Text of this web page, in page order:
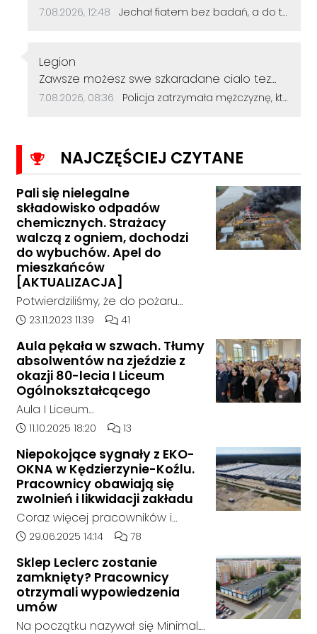
skończy. A on dalej będzie sobie jeździł.
Data dodania komentarza:
7.08.2026, 12:48 Źródło komentarza:
Jechał fiatem bez badań, a do tego miał sądowy zakaz. Wpadł, bo nie zapiął pasów bezpieczeństwa
Autor komentarza:
Legion
Treść komentarza:
Zawsze możesz swe szkaradane cialo tez
wykąpać jak dupe zal ściska!
Data dodania komentarza:
7.08.2026, 08:36 Źródło komentarza:
Policja zatrzymała mężczyznę, który dewastował koziołki siekierą! Odcięte elementy zakopał w ogródku
NAJCZĘŚCIEJ CZYTANE
Pali się nielegalne
składowisko odpadów
chemicznych. Strażacy
walczą z ogniem, dochodzi
do wybuchów. Apel do
mieszkańców
[AKTUALIZACJA]
Potwierdziliśmy, że do pożaru
doszło w hali, w której nielegalnie
chemiczne.
Data dodania artykułu:
23.11.2023 11:39 Liczba komentarzy artykułu:
41
Aula pękała w szwach. Tłumy
absolwentów na zjeździe z
okazji 80-lecia I Liceum
Ogólnokształcącego
Aula I Liceum
Ogólnokształcącego im. Henryka
w sobotnie przedpołudnie
dosłownie pękała w szwach. Na
wyjątkowy zjazd absolwentów z
okazji jubileuszu 80-lecia szkoły
przyjechali ludzie z różnych
zakątków Polski i świata. W tym
roku zarejestrowało się ponad
1000 uczestników. To największy
zjazd w historii placówki.
Data dodania artykułu:
11.10.2025 18:20 Liczba komentarzy artykułu:
13
Niepokojące sygnały z EKO-
OKNA w Kędzierzynie-Koźlu.
Pracownicy obawiają się
zwolnień i likwidacji zakładu
Coraz więcej pracowników i
mieszkańców zgłasza się do
niepokojącej sytuacji w zakładzie
EKO-OKNA w Kędzierzynie-Koźlu.
Jak wynika z ich relacji, firma
miała w ostatnich tygodniach
Data dodania artykułu:
29.06.2025 14:14 Liczba komentarzy artykułu:
78
Sklep Leclerc zostanie
zamknięty? Pracownicy
otrzymali wypowiedzenia
umów
Na początku nazywał się Minimal.